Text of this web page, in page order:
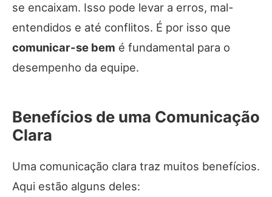
se encaixam. Isso pode levar a erros, mal-
entendidos e até conflitos. É por isso que
comunicar-se bem é fundamental para o
desempenho da equipe.
Benefícios de uma Comunicação
Clara
Uma comunicação clara traz muitos benefícios.
Aqui estão alguns deles: